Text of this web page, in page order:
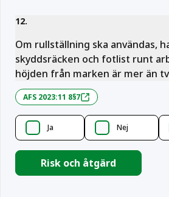
12.
Om rullställning ska användas,
skyddsräcken och fotlist runt
höjden från marken är mer än
AFS 2023:11 8§7
Ja Nej
Risk och åtgärd